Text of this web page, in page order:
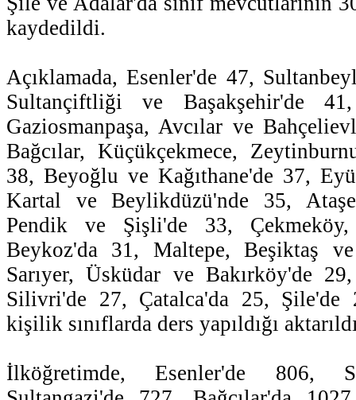
kaydedildi.
Açıklamada, Esenler'de 47,
Sultançiftliği ve Başakşehir'de
Gaziosmanpaşa, Avcılar ve
Bağcılar, Küçükçekmece,
38, Beyoğlu ve Kağıthane'de 37,
Kartal ve Beylikdüzü'nde 35,
Pendik ve Şişli'de 33, Çekmeköy,
Beykoz'da 31, Maltepe, Beşiktaş
Sarıyer, Üsküdar ve Bakırköy'de
Silivri'de 27, Çatalca'da 25,
kişilik sınıflarda ders yapıldığı
İlköğretimde, Esenler'de 806,